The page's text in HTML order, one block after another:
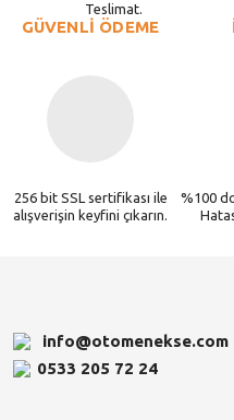
Teslimat.
GÜVENLİ ÖDEME
256 bit SSL sertifikası ile
alışverişin keyfini çıkarın.
%100
info@otomenekse.com
0533 205 72 24